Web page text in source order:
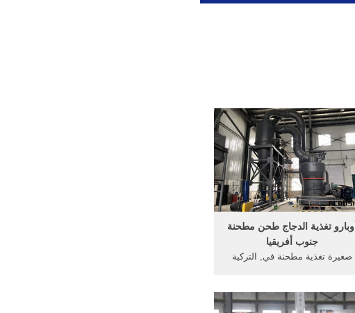
أوبارو تغذية الدجاج طحن مطحنة
جنوب أفريقيا
صغيرة تغذية مطحنة في, التركية